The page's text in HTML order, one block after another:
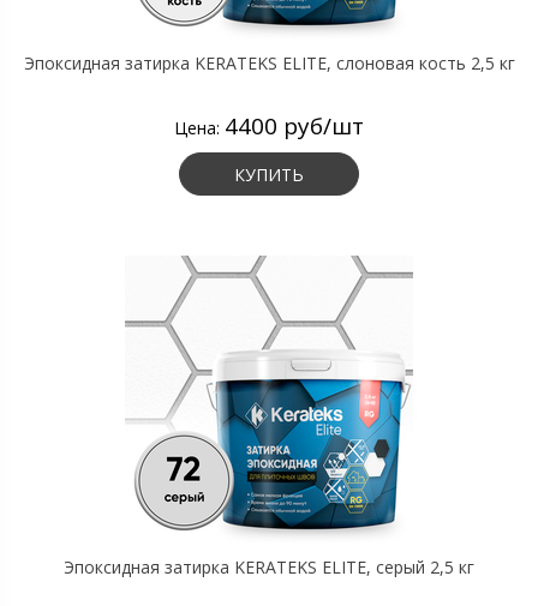
Эпоксидная затирка KERATEKS ELITE, слоновая кость 2,5 кг
Цена: 4400 руб/шт
КУПИТЬ
Эпоксидная затирка KERATEKS ELITE, серый 2,5 кг